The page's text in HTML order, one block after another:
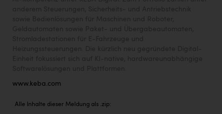
www.keba.com
Alle Inhalte dieser Meldung als .zip: